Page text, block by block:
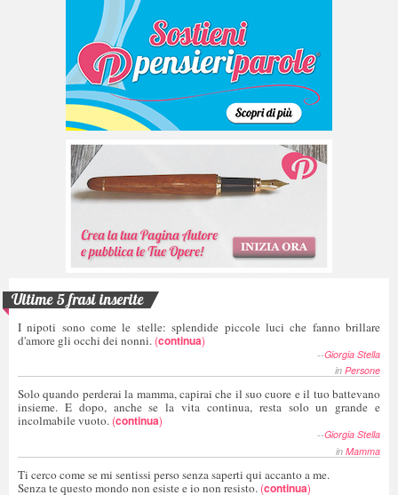
Ultime 5 frasi inserite
I nipoti sono come le stelle: splendide piccole luci che fanno brillare
d'amore gli occhi dei nonni. (continua)
--Giorgia Stella
in Persone
Solo quando perderai la mamma, capirai che il suo cuore e il tuo battevano
insieme. E dopo, anche se la vita continua, resta solo un grande e
incolmabile vuoto. (continua)
--Giorgia Stella
in Mamma
Ti cerco come se mi sentissi perso senza saperti qui accanto a me.
Senza te questo mondo non esiste e io non resisto. (continua)